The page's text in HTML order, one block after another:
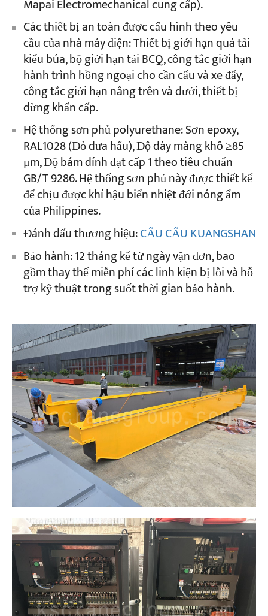
Mapai Electromechanical cung cấp).
Các thiết bị an toàn được cấu hình theo yêu
cầu của nhà máy điện: Thiết bị giới hạn quá tải
kiểu búa, bộ giới hạn tải BCQ, công tắc giới hạn
hành trình hồng ngoại cho cần cẩu và xe đẩy,
công tắc giới hạn nâng trên và dưới, thiết bị
dừng khẩn cấp.
Hệ thống sơn phủ polyurethane: Sơn epoxy,
RAL1028 (Đỏ dưa hấu), Độ dày màng khô ≥85
μm, Độ bám dính đạt cấp 1 theo tiêu chuẩn
GB/T 9286. Hệ thống sơn phủ này được thiết kế
để chịu được khí hậu biển nhiệt đới nóng ẩm
của Philippines.
Đánh dấu thương hiệu:CẨU CẨU KUANGSHAN
Bảo hành: 12 tháng kể từ ngày vận đơn, bao
gồm thay thế miễn phí các linh kiện bị lỗi và hỗ
trợ kỹ thuật trong suốt thời gian bảo hành.